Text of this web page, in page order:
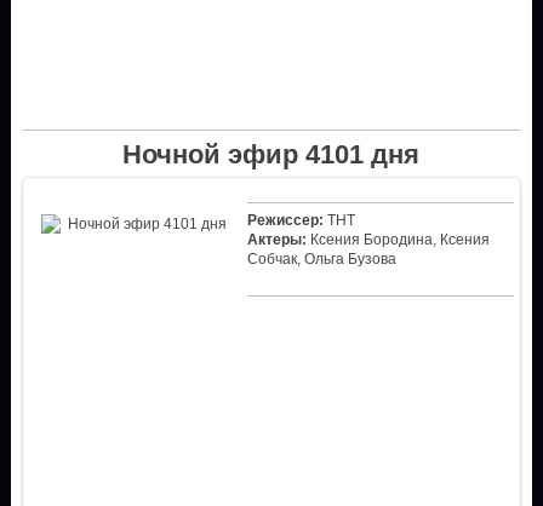
Ночной эфир 4101 дня
Режиссер: ТНТ
Актеры: Ксения Бородина, Ксения
Собчак, Ольга Бузова